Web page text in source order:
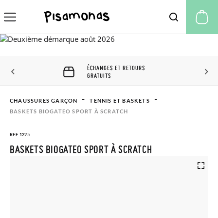
ÉCHANGES ET RETOURS
GRATUITS
CHAUSSURES GARÇON
TENNIS ET BASKETS
BASKETS BIOGATEO SPORT À SCRATCH
REF 1225
BASKETS BIOGATEO SPORT À SCRATCH